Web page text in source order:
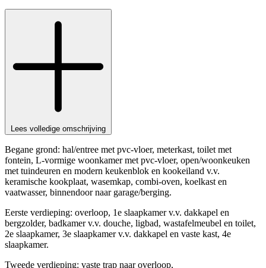
Lees volledige omschrijving
Begane grond: hal/entree met pvc-vloer, meterkast, toilet met
fontein, L-vormige woonkamer met pvc-vloer, open/woonkeuken
met tuindeuren en modern keukenblok en kookeiland v.v.
keramische kookplaat, wasemkap, combi-oven, koelkast en
vaatwasser, binnendoor naar garage/berging.
Eerste verdieping: overloop, 1e slaapkamer v.v. dakkapel en
bergzolder, badkamer v.v. douche, ligbad, wastafelmeubel en toilet,
2e slaapkamer, 3e slaapkamer v.v. dakkapel en vaste kast, 4e
slaapkamer.
Tweede verdieping: vaste trap naar overloop,